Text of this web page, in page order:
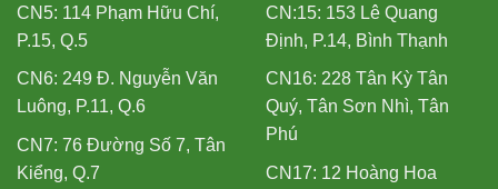
CN5: 114 Phạm Hữu Chí,
P.15, Q.5
CN6: 249 Đ. Nguyễn Văn
Luông, P.11, Q.6
CN7: 76 Đường Số 7, Tân
Kiểng, Q.7
CN:15: 153 Lê Quang
Định, P.14, Bình Thạnh
CN16: 228 Tân Kỳ Tân
Quý, Tân Sơn Nhì, Tân
Phú
CN17: 12 Hoàng Hoa